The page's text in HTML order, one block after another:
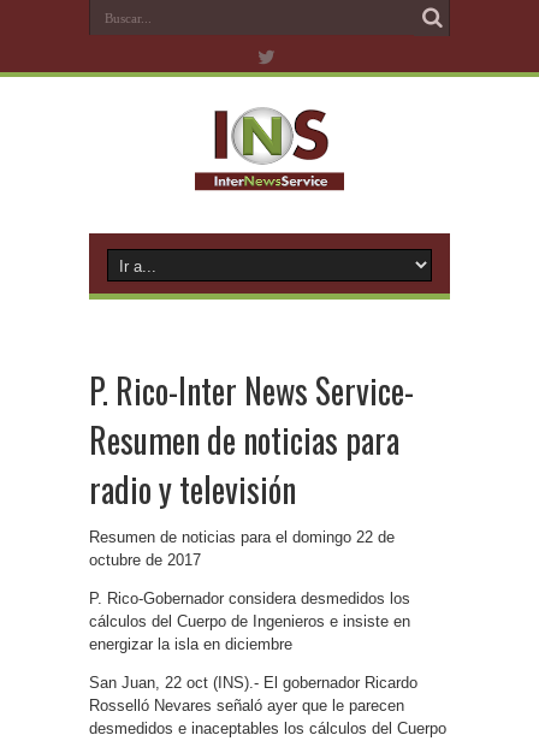
P. Rico-Inter News Service-
Resumen de noticias para
radio y televisión
Resumen de noticias para el domingo 22 de
octubre de 2017
P. Rico-Gobernador considera desmedidos los
cálculos del Cuerpo de Ingenieros e insiste en
energizar la isla en diciembre
San Juan, 22 oct (INS).- El gobernador Ricardo
Rosselló Nevares señaló ayer que le parecen
desmedidos e inaceptables los cálculos del Cuerpo